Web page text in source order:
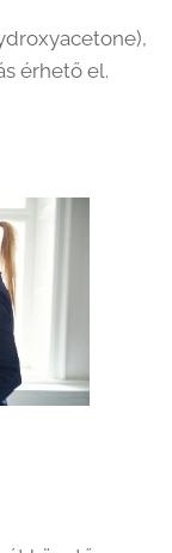
érhető el.